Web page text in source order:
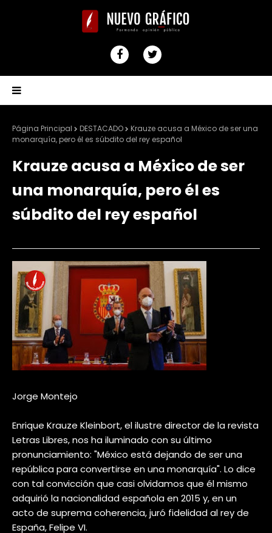
Página Principal DESTACADO
Krauze acusa a México de ser una
monarquía, pero él es súbdito del rey español
Krauze acusa a México de ser
una monarquía, pero él es
súbdito del rey español
Jorge Montejo
Enrique Krauze Kleinbort, el ilustre director de la revista
Letras Libres, nos ha iluminado con su último
pronunciamiento: "México está dejando de ser una
república para convertirse en una monarquía". Lo dice
con tal convicción que casi olvidamos que él mismo
adquirió la nacionalidad española en 2015 y, en un
acto de suprema coherencia, juró fidelidad al rey de
España, Felipe VI.